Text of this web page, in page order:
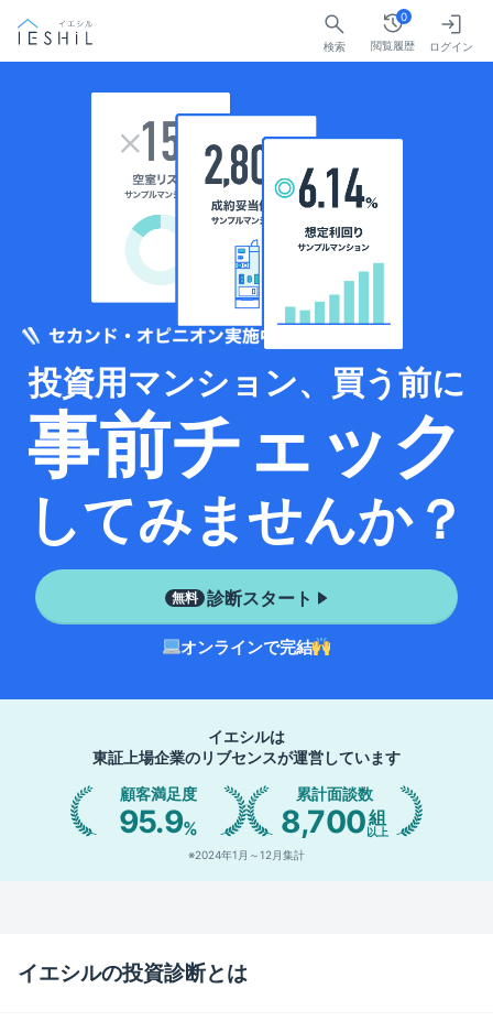
検索 閲覧履歴
0
ログイン
投資用マンション、買う前に
事前チェック
してみませんか？
無料 診断スタート
オンラインで完結
イエシルは
東証上場企業のリブセンスが運営しています
顧客満足度
95.9%
累計面談数
8,700組
以上
※2024年1月～12月集計
イエシルの投資診断とは